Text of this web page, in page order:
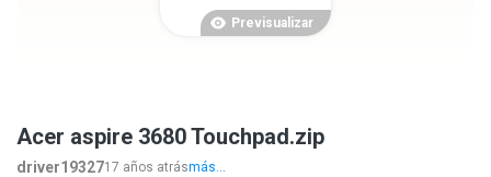
Previsualizar
Acer aspire 3680 Touchpad.zip
driver1932717 años atrásmás...